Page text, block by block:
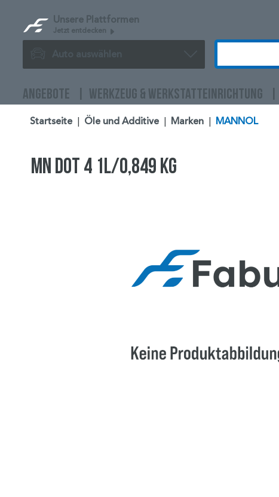
Unsere Plattformen
Jetzt entdecken
Auto auswählen
ANGEBOTE WERKZEUG & WERKSTATTEINRICHTUNG
Startseite Öle und Additive Marken MANNOL
MN DOT 4 1L/0,849 kg